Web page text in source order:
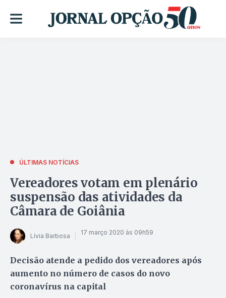
ÚLTIMAS NOTÍCIAS
Vereadores votam em plenário
suspensão das atividades da
Câmara de Goiânia
Lívia Barbosa 17 março 2020 às 09h59
Decisão atende a pedido dos vereadores após
aumento no número de casos do novo
coronavírus na capital